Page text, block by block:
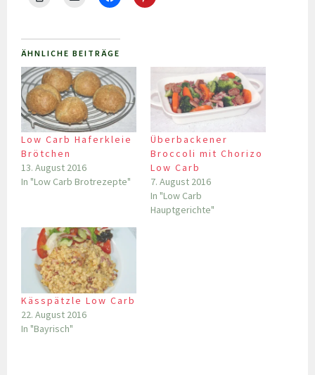
ÄHNLICHE BEITRÄGE
Low Carb Haferkleie
Brötchen
13. August 2016
In "Low Carb Brotrezepte"
Überbackener
Broccoli mit Chorizo
Low Carb
7. August 2016
In "Low Carb
Hauptgerichte"
Kässpätzle Low Carb
22. August 2016
In "Bayrisch"